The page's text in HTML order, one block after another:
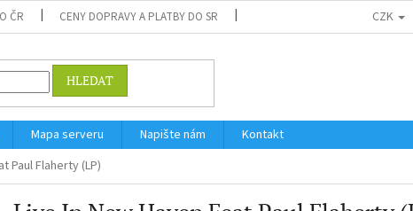
ČR CENY DOPRAVY A PLATBY DO SR DOPRAVA DO EU / CZK
HLEDAT
Mapa serveru Napište nám
Kontakt
Paul Flaherty (LP)